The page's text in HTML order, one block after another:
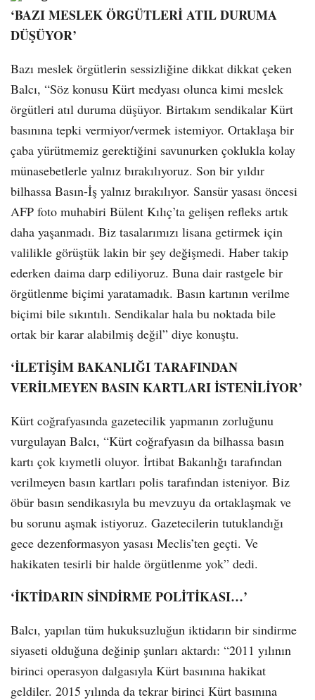
‘BAZI MESLEK ÖRGÜTLERİ ATIL DURUMA
DÜŞÜYOR’
Bazı meslek örgütlerin sessizliğine dikkat dikkat çeken
Balcı, “Söz konusu Kürt medyası olunca kimi meslek
örgütleri atıl duruma düşüyor. Birtakım sendikalar Kürt
basınına tepki vermiyor/vermek istemiyor. Ortaklaşa bir
çaba yürütmemiz gerektiğini savunurken çoklukla kolay
münasebetlerle yalnız bırakılıyoruz. Son bir yıldır
bilhassa Basın-İş yalnız bırakılıyor. Sansür yasası öncesi
AFP foto muhabiri Bülent Kılıç’ta gelişen refleks artık
daha yaşanmadı. Biz tasalarımızı lisana getirmek için
valilikle görüştük lakin bir şey değişmedi. Haber takip
ederken daima darp ediliyoruz. Buna dair rastgele bir
örgütlenme biçimi yaratamadık. Basın kartının verilme
biçimi bile sıkıntılı. Sendikalar hala bu noktada bile
ortak bir karar alabilmiş değil” diye konuştu.
‘İLETİŞİM BAKANLIĞI TARAFINDAN
VERİLMEYEN BASIN KARTLARI İSTENİLİYOR’
Kürt coğrafyasında gazetecilik yapmanın zorluğunu
vurgulayan Balcı, “Kürt coğrafyasın da bilhassa basın
kartı çok kıymetli oluyor. İrtibat Bakanlığı tarafından
verilmeyen basın kartları polis tarafından isteniyor. Biz
öbür basın sendikasıyla bu mevzuyu da ortaklaşmak ve
bu sorunu aşmak istiyoruz. Gazetecilerin tutuklandığı
gece dezenformasyon yasası Meclis’ten geçti. Ve
hakikaten tesirli bir halde örgütlenme yok” dedi.
‘İKTİDARIN SİNDİRME POLİTİKASI…’
Balcı, yapılan tüm hukuksuzluğun iktidarın bir sindirme
siyaseti olduğuna değinip şunları aktardı: “2011 yılının
birinci operasyon dalgasıyla Kürt basınına hakikat
geldiler. 2015 yılında da tekrar birinci Kürt basınına